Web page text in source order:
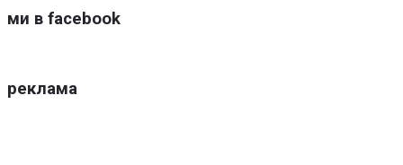
ми в facebook
реклама